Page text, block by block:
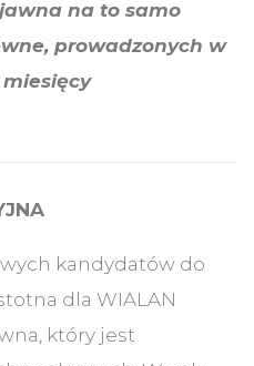
na to samo
prowadzonych w
miesięcy
kandydatów do
dla WIALAN
który jest